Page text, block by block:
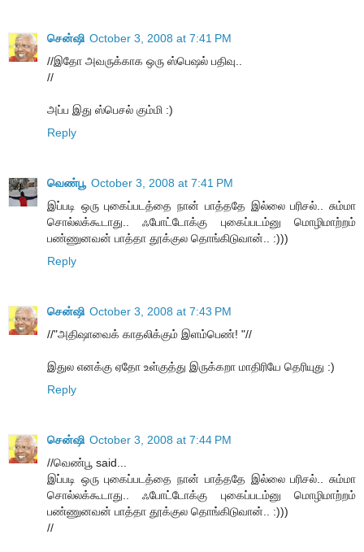
சென்ஷி October 3, 2008 at 7:41 PM
//இதோ அவருக்காக ஒரு ஸ்பெஷல் பதிவு..
//
அப்ப இது ஸ்பெசல் கும்மி :)
Reply
வெண்பூ October 3, 2008 at 7:41 PM
இப்படி ஒரு புகைப்படத்தை நான் பாத்ததே இல்லை பரிசல்.. சும்மா
சொல்லக்கூடாது.. ஃபோட்டோக்கு புகைப்படம்னு மொழிமாற்றம்
பண்ணுனவன் பாத்தா தூக்குல தொங்கிடுவான்.. :)))
Reply
சென்ஷி October 3, 2008 at 7:43 PM
//"அதிஷாவைக் காதலிக்கும் இளம்பெண்! "//
இதுல எனக்கு ஏதோ உள்குத்து இருக்கறா மாதிரியே தெரியுது :)
Reply
சென்ஷி October 3, 2008 at 7:44 PM
//வெண்பூ said...
இப்படி ஒரு புகைப்படத்தை நான் பாத்ததே இல்லை பரிசல்.. சும்மா
சொல்லக்கூடாது.. ஃபோட்டோக்கு புகைப்படம்னு மொழிமாற்றம்
பண்ணுனவன் பாத்தா தூக்குல தொங்கிடுவான்.. :)))
//